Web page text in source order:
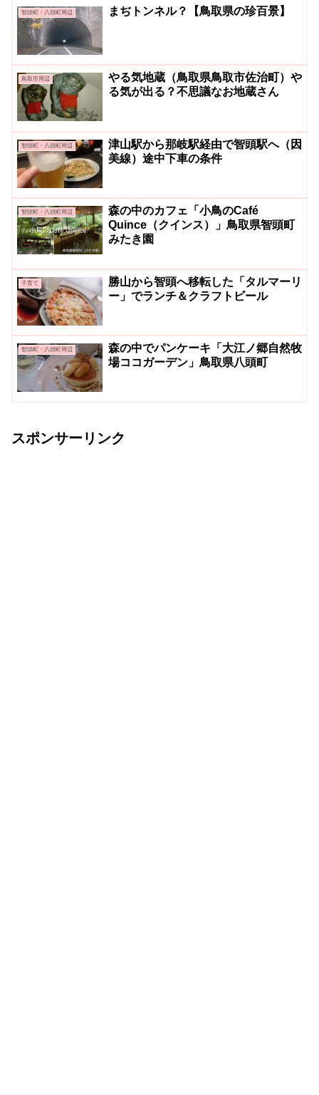
智頭町・八頭町周辺 まぢトンネル？【鳥取県の珍百景】
鳥取市周辺
やる気地蔵（鳥取県鳥取市佐治町）や
る気が出る？不思議なお地蔵さん
智頭町・八頭町周辺
津山駅から那岐駅経由で智頭駅へ（因
美線）途中下車の条件
智頭町・八頭町周辺
森の中のカフェ「小鳥のCafé
Quince（クインス）」鳥取県智頭町
みたき園
子育て
勝山から智頭へ移転した「タルマーリ
ー」でランチ＆クラフトビール
智頭町・八頭町周辺
森の中でパンケーキ「大江ノ郷自然牧
場ココガーデン」鳥取県八頭町
スポンサーリンク